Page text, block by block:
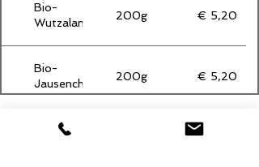
Bio-
Wutzalan
200g € 5,20
Bio-
Jausenchips
200g € 5,20